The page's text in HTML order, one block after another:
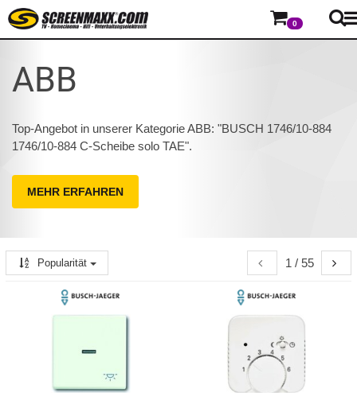
0
ABB
Top-Angebot in unserer Kategorie ABB: "BUSCH 1746/10-884
1746/10-884 C-Scheibe solo TAE".
MEHR ERFAHREN
1 / 55
Popularität